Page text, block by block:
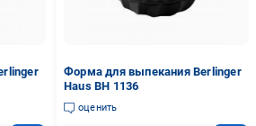
Форма для выпекания Berlinger
Haus BH 1136
оценить